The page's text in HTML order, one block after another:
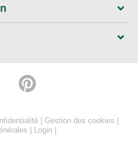
| Gestion des cookies |
| Login |